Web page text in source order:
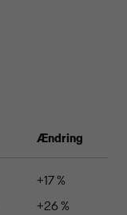
Ændring
+17 %
+26 %